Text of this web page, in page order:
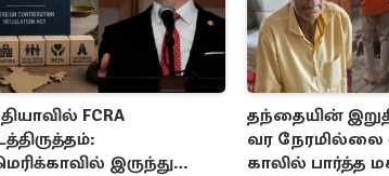
FCRA
இருந்து
தந்தையின்
வர நேரமில்லை
காலில் பார்த்த